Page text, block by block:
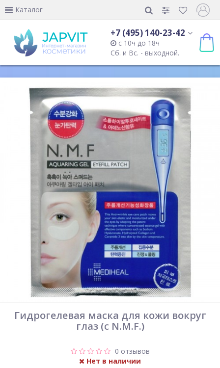
Каталог
+7 (495) 140-23-42
с 10ч до 18ч
Сб. и Вс. - выходной.
Гидрогелевая маска для кожи вокруг
глаз (с N.M.F.)
0 отзывов
Нет в наличии